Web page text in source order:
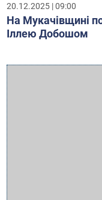
20.12.2025 | 09:00
На Мукачівщині
Іллею Добошом